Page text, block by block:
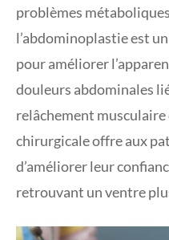
problèmes
l’abdominoplastie est
pour améliorer
douleurs abdominales
relâchement
chirurgicale offre aux
d’améliorer leur
retrouvant un ventre